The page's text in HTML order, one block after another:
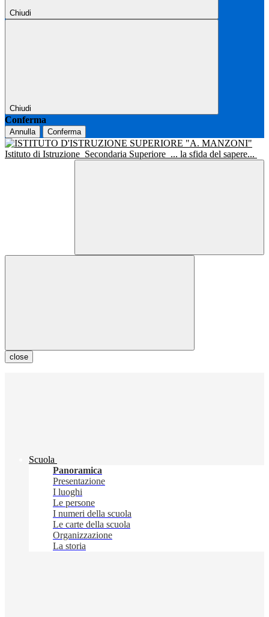
Chiudi
Chiudi
Conferma
Annulla Conferma
Istituto di Istruzione Secondaria Superiore ... la sfida del sapere...
close
Scuola
Panoramica
Presentazione
I luoghi
Le persone
I numeri della scuola
Le carte della scuola
Organizzazione
La storia